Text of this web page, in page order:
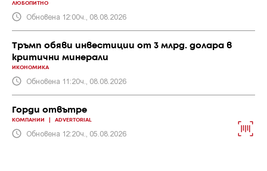
ЛЮБОПИТНО
Обновена 12:00ч., 08.08.2026
Тръмп обяви инвестиции от 3 млрд. долара в
критични минерали
ИКОНОМИКА
Обновена 11:20ч., 08.08.2026
Горди отвътре
КОМПАНИИ ADVERTORIAL
Обновена 12:20ч., 05.08.2026